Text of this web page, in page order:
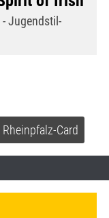
Jugendstil-
Rheinpfalz-Card